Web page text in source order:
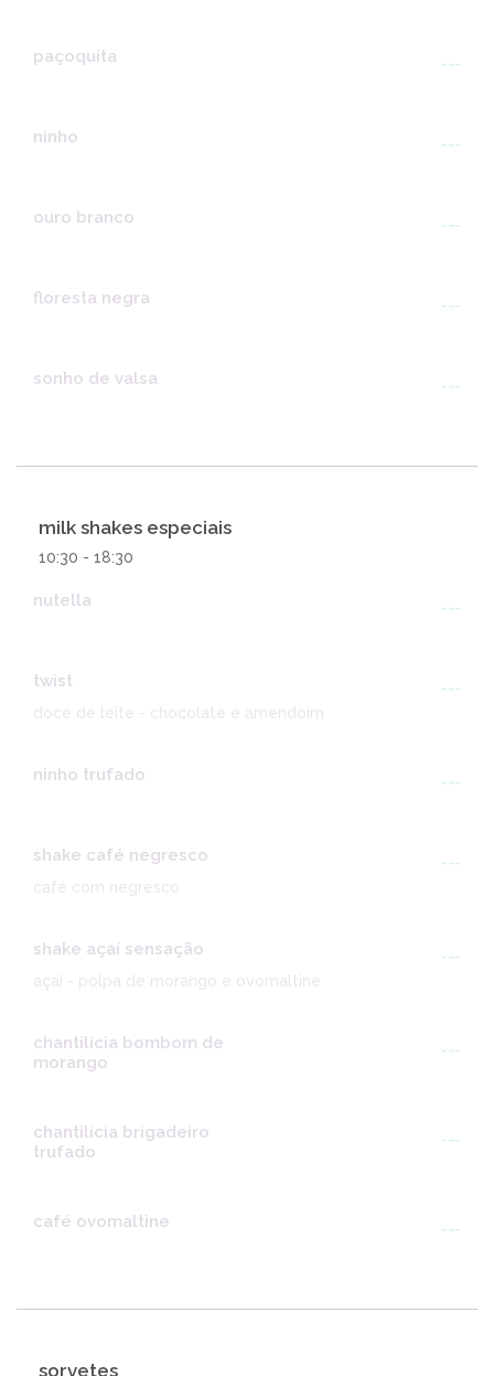
paçoquita ---
ninho ---
ouro branco ---
floresta negra ---
sonho de valsa ---
milk shakes especiais
10:30 - 18:30
nutella ---
twist
---
doce de leite - chocolate e amendoim
ninho trufado ---
shake café negresco
---
café com negresco
shake açaí sensação
---
chantilícia bombom de
morango
---
chantilícia brigadeiro
trufado
---
café ovomaltine ---
sorvetes